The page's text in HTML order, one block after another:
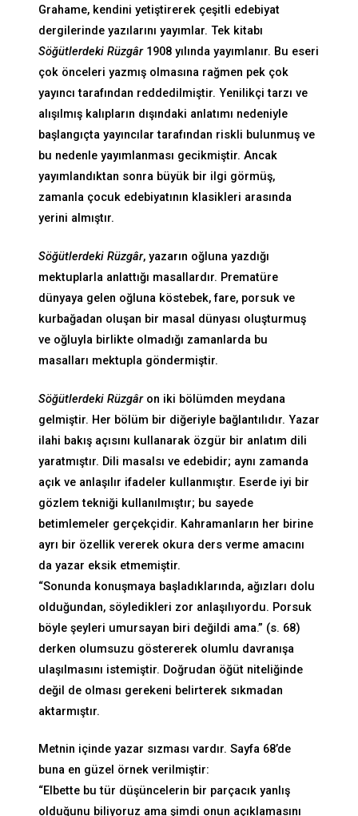
Grahame, kendini yetiştirerek çeşitli edebiyat
dergilerinde yazılarını yayımlar. Tek kitabı
Söğütlerdeki Rüzgâr1908 yılında yayımlanır. Bu eseri
çok önceleri yazmış olmasına rağmen pek çok
yayıncı tarafından reddedilmiştir. Yenilikçi tarzı ve
alışılmış kalıpların dışındaki anlatımı nedeniyle
başlangıçta yayıncılar tarafından riskli bulunmuş ve
bu nedenle yayımlanması gecikmiştir. Ancak
yayımlandıktan sonra büyük bir ilgi görmüş,
zamanla çocuk edebiyatının klasikleri arasında
yerini almıştır.
Söğütlerdeki Rüzgâr, yazarın oğluna yazdığı
mektuplarla anlattığı masallardır. Prematüre
dünyaya gelen oğluna köstebek, fare, porsuk ve
kurbağadan oluşan bir masal dünyası oluşturmuş
ve oğluyla birlikte olmadığı zamanlarda bu
masalları mektupla göndermiştir.
Söğütlerdeki Rüzgâron iki bölümden meydana
gelmiştir. Her bölüm bir diğeriyle bağlantılıdır. Yazar
ilahi bakış açısını kullanarak özgür bir anlatım dili
yaratmıştır. Dili masalsı ve edebidir; aynı zamanda
açık ve anlaşılır ifadeler kullanmıştır. Eserde iyi bir
gözlem tekniği kullanılmıştır; bu sayede
betimlemeler gerçekçidir. Kahramanların her birine
ayrı bir özellik vererek okura ders verme amacını
da yazar eksik etmemiştir.
“Sonunda konuşmaya başladıklarında, ağızları dolu
olduğundan, söyledikleri zor anlaşılıyordu. Porsuk
böyle şeyleri umursayan biri değildi ama.” (s. 68)
derken olumsuzu göstererek olumlu davranışa
ulaşılmasını istemiştir. Doğrudan öğüt niteliğinde
değil de olması gerekeni belirterek sıkmadan
aktarmıştır.
Metnin içinde yazar sızması vardır. Sayfa 68’de
buna en güzel örnek verilmiştir:
“Elbette bu tür düşüncelerin bir parçacık yanlış
olduğunu biliyoruz ama şimdi onun açıklamasını